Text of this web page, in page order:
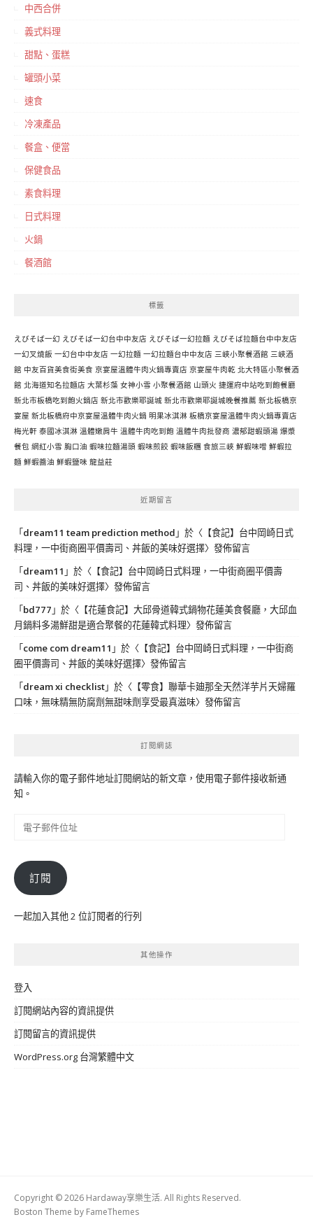
中西合併
義式料理
甜點、蛋糕
罐頭小菜
速食
冷凍產品
餐盒、便當
保健食品
素食料理
日式料理
火鍋
餐酒館
標籤
えびそば一幻 えびそば一幻台中中友店 えびそば一幻拉麵 えびそば拉麵台中中友店
一幻叉燒飯 一幻台中中友店 一幻拉麵 一幻拉麵台中中友店 三峽小聚餐酒館 三峽酒
館 中友百貨美食街美食 京宴屋溫體牛肉火鍋專賣店 京宴屋牛肉乾 北大特區小聚餐酒
館 北海道知名拉麵店 大葉杉藻 女神小雪 小聚餐酒館 山頭火 捷運府中站吃到飽餐廳
新北市板橋吃到飽火鍋店 新北市歡樂耶誕城 新北市歡樂耶誕城晚餐推薦 新北板橋京
宴屋 新北板橋府中京宴屋溫體牛肉火鍋 明果冰淇淋 板橋京宴屋溫體牛肉火鍋專賣店
梅光軒 泰國冰淇淋 溫體嫩肩牛 溫體牛肉吃到飽 溫體牛肉批發商 濃郁甜蝦頭湯 爆漿
餐包 網紅小雪 胸口油 蝦味拉麵湯頭 蝦味煎餃 蝦味飯糰 食旅三峽 鮮蝦味噌 鮮蝦拉
麵 鮮蝦醬油 鮮蝦鹽味 龍益莊
近期留言
「 dream11 team prediction method 」於〈 【食記】台中岡崎日式
料理，一中街商圈平價壽司、丼飯的美味好選擇〉發佈留言
「 dream11 」於〈 【食記】台中岡崎日式料理，一中街商圈平價壽
司、丼飯的美味好選擇〉發佈留言
「 bd777 」於〈 【花蓮食記】大邱骨道韓式鍋物花蓮美食餐廳，大邱血
月鍋料多湯鮮甜是適合聚餐的花蓮韓式料理〉發佈留言
「 come com dream11 」於〈 【食記】台中岡崎日式料理，一中街商
圈平價壽司、丼飯的美味好選擇〉發佈留言
「 dream xi checklist」於〈 【零食】聯華卡廸那全天然洋芋片天婦羅
口味，無味精無防腐劑無甜味劑享受最真滋味〉發佈留言
訂閱網誌
請輸入你的電子郵件地址訂閱網站的新文章，使用電子郵件接收新通
知。
件
位
訂閱
一起加入其他 2 位訂閱者的行列
其他操作
登入
訂閱網站內容的資訊提供
訂閱留言的資訊提供
WordPress.org 台灣繁體中文
Copyright © 2026 Hardaway享樂生活. All Rights Reserved.
Boston Theme by FameThemes